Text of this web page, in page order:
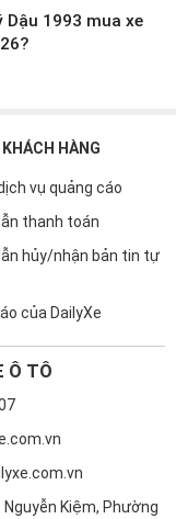
Dậu 1993 mua xe
KHÁCH HÀNG
vụ quảng cáo
thanh toán
hủy/nhận bản tin tự
của DailyXe
Ô TÔ
Kiệm, Phường